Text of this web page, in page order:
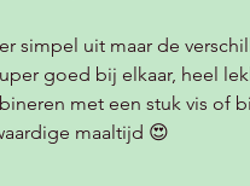
simpel uit maar de
goed bij elkaar, heel
met een stuk vis of
maaltijd 😍